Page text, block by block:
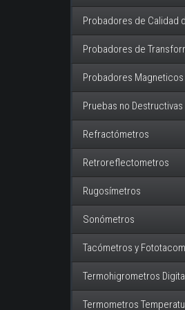
Probadores de Calidad
Probadores de
Probadores Magneticos
Pruebas no Destructivas
Refractómetros
Retroreflectometros
Rugosímetros
Sonómetros
Tacómetros y
Termohigrometros
Termometros